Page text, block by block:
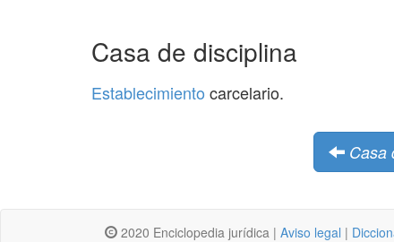
Casa de disciplina
Establecimiento carcelario.
Casa
2020 Enciclopedia jurídica | Aviso legal |